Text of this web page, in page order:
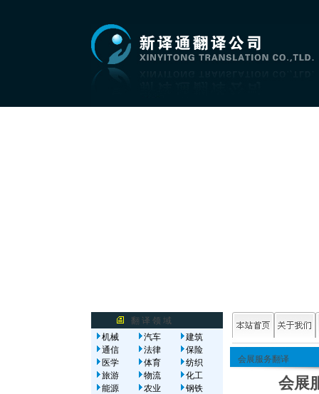
翻 译 领 域
机械
汽车
建筑
通信
法律
保险
医学
体育
纺织
旅游
物流
化工
能源
农业
钢铁
会展服务翻译
会展服